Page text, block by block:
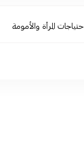
احتياجات المرأة والأمومة